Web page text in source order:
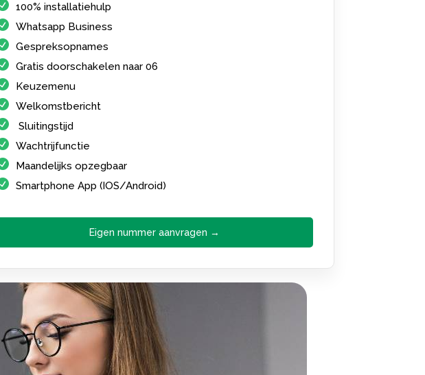
100% installatiehulp
Whatsapp Business
Gespreksopnames
Gratis doorschakelen naar 06
Keuzemenu
Welkomstbericht
Sluitingstijd
Wachtrijfunctie
Maandelijks opzegbaar
Smartphone App (IOS/Android)
Eigen nummer aanvragen →